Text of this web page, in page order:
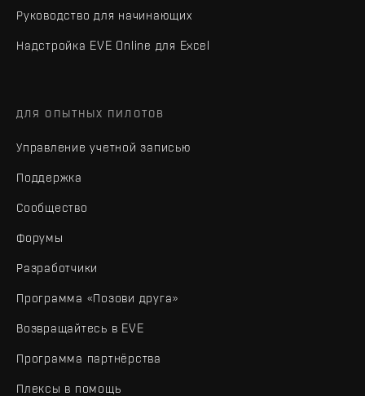
Руководство для начинающих
Надстройка EVE Online для Excel
ДЛЯ ОПЫТНЫХ ПИЛОТОВ
Управление учетной записью
Поддержка
Сообщество
Форумы
Разработчики
Программа «Позови друга»
Возвращайтесь в EVE
Программа партнёрства
Плексы в помощь